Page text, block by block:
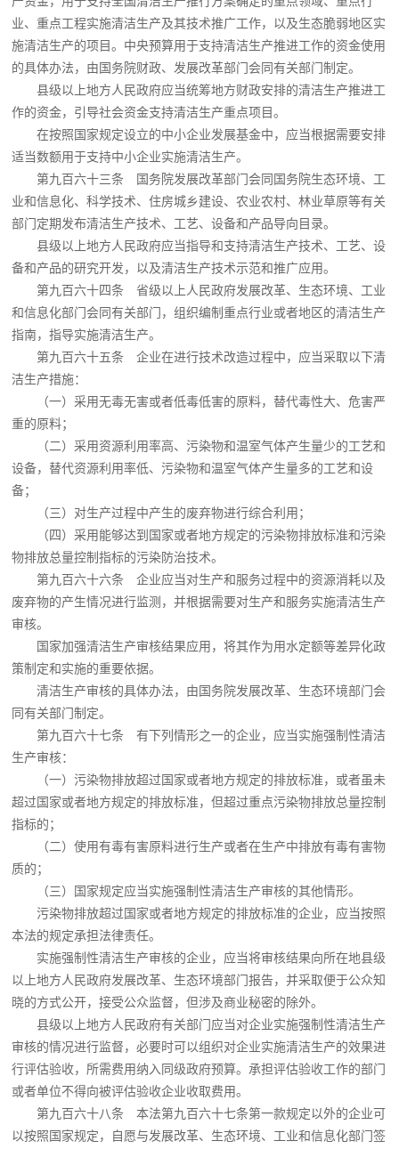
业、重点工程实施清洁生产及其技术推广工作，以及生态脆弱地区实
施清洁生产的项目。中央预算用于支持清洁生产推进工作的资金使用
的具体办法，由国务院财政、发展改革部门会同有关部门制定。
县级以上地方人民政府应当统筹地方财政安排的清洁生产推进工
作的资金，引导社会资金支持清洁生产重点项目。
在按照国家规定设立的中小企业发展基金中，应当根据需要安排
适当数额用于支持中小企业实施清洁生产。
第九百六十三条 国务院发展改革部门会同国务院生态环境、工
业和信息化、科学技术、住房城乡建设、农业农村、林业草原等有关
部门定期发布清洁生产技术、工艺、设备和产品导向目录。
县级以上地方人民政府应当指导和支持清洁生产技术、工艺、设
备和产品的研究开发，以及清洁生产技术示范和推广应用。
第九百六十四条 省级以上人民政府发展改革、生态环境、工业
和信息化部门会同有关部门，组织编制重点行业或者地区的清洁生产
指南，指导实施清洁生产。
第九百六十五条 企业在进行技术改造过程中，应当采取以下清
洁生产措施：
（一）采用无毒无害或者低毒低害的原料，替代毒性大、危害严
重的原料；
（二）采用资源利用率高、污染物和温室气体产生量少的工艺和
设备，替代资源利用率低、污染物和温室气体产生量多的工艺和设
备；
（三）对生产过程中产生的废弃物进行综合利用；
（四）采用能够达到国家或者地方规定的污染物排放标准和污染
物排放总量控制指标的污染防治技术。
第九百六十六条 企业应当对生产和服务过程中的资源消耗以及
废弃物的产生情况进行监测，并根据需要对生产和服务实施清洁生产
审核。
国家加强清洁生产审核结果应用，将其作为用水定额等差异化政
策制定和实施的重要依据。
清洁生产审核的具体办法，由国务院发展改革、生态环境部门会
同有关部门制定。
第九百六十七条 有下列情形之一的企业，应当实施强制性清洁
生产审核：
（一）污染物排放超过国家或者地方规定的排放标准，或者虽未
超过国家或者地方规定的排放标准，但超过重点污染物排放总量控制
指标的；
（二）使用有毒有害原料进行生产或者在生产中排放有毒有害物
质的；
（三）国家规定应当实施强制性清洁生产审核的其他情形。
污染物排放超过国家或者地方规定的排放标准的企业，应当按照
本法的规定承担法律责任。
实施强制性清洁生产审核的企业，应当将审核结果向所在地县级
以上地方人民政府发展改革、生态环境部门报告，并采取便于公众知
晓的方式公开，接受公众监督，但涉及商业秘密的除外。
县级以上地方人民政府有关部门应当对企业实施强制性清洁生产
审核的情况进行监督，必要时可以组织对企业实施清洁生产的效果进
行评估验收，所需费用纳入同级政府预算。承担评估验收工作的部门
或者单位不得向被评估验收企业收取费用。
第九百六十八条 本法第九百六十七条第一款规定以外的企业可
以按照国家规定，自愿与发展改革、生态环境、工业和信息化部门签